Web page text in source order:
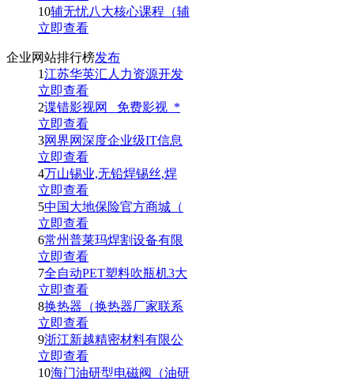
10辅无忧八大核心课程（辅
立即查看
企业网站排行榜发布
1江苏华英汇人力资源开发
立即查看
2谍错影视网_ 免费影视_*
立即查看
3网界网深度企业级IT信息
立即查看
4万山锡业,无铅焊锡丝,焊
立即查看
5中国大地保险官方商城（
立即查看
6常州普莱玛焊割设备有限
立即查看
7全自动PET塑料吹瓶机3大
立即查看
8换热器（换热器厂家联系
立即查看
9浙江新越精密材料有限公
立即查看
10海门油研型电磁阀（油研